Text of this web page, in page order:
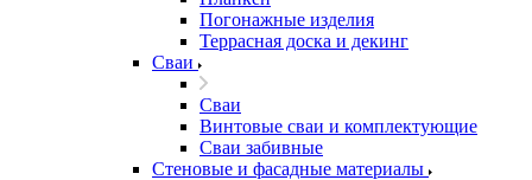
Погонажные изделия
Террасная доска и декинг
Сваи
Сваи
Винтовые сваи и комплектующие
Сваи забивные
Стеновые и фасадные материалы